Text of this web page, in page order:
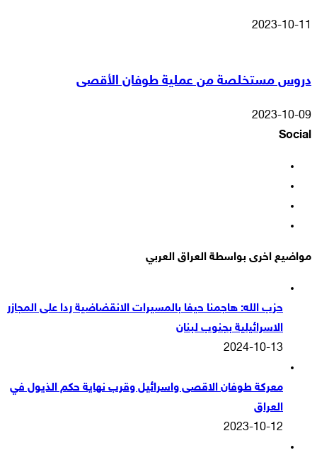
2023-10-11
دروس مستخلصة من عملية طوفان الأقصى
2023-10-09
Social
مواضيع اخرى بواسطة العراق العربي
حزب الله: هاجمنا حيفا بالمسيرات الانقضاضية ردا على المجازر
الاسرائيلية بجنوب لبنان
2024-10-13
معركة طوفان الاقصى واسرائيل وقرب نهاية حكم الذيول في
العراق
2023-10-12